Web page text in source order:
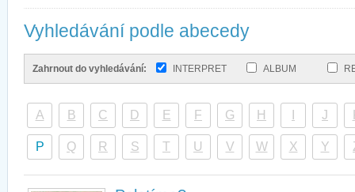
Vyhledávání podle abecedy
Zahrnout do vyhledávání: INTERPRET ALBUM
A B C D E F G H J
P Q R S T U V W X Y